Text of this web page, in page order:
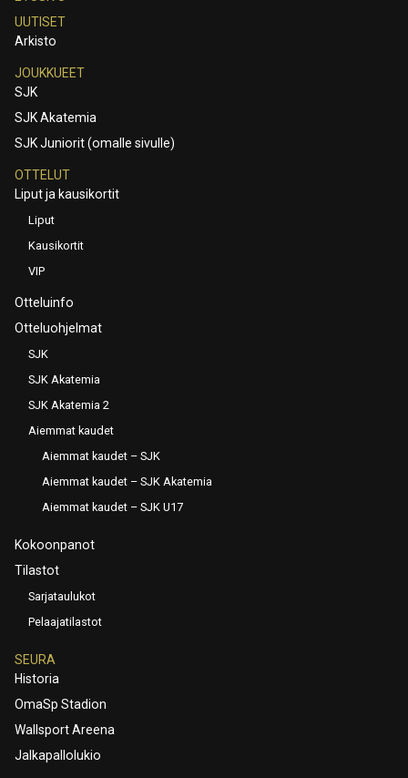
UUTISET
Arkisto
JOUKKUEET
SJK
SJK Akatemia
SJK Juniorit (omalle sivulle)
OTTELUT
Liput ja kausikortit
Liput
Kausikortit
VIP
Otteluinfo
Otteluohjelmat
SJK
SJK Akatemia
SJK Akatemia 2
Aiemmat kaudet
Aiemmat kaudet – SJK
Aiemmat kaudet – SJK Akatemia
Aiemmat kaudet – SJK U17
Kokoonpanot
Tilastot
Sarjataulukot
Pelaajatilastot
SEURA
Historia
OmaSp Stadion
Wallsport Areena
Jalkapallolukio